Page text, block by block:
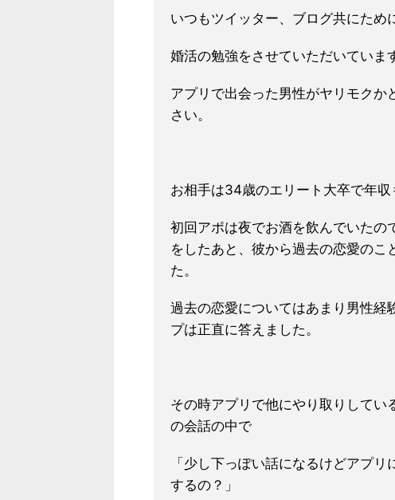
いつもツイッター、ブログ共にため
婚活の勉強をさせていただいていま
アプリで出会った男性がヤリモクか
さい。
お相手は34歳のエリート大卒で年
初回アポは夜でお酒を飲んでいたの
をしたあと、彼から過去の恋愛のこ
た。
過去の恋愛についてはあまり男性経
プは正直に答えました。
その時アプリで他にやり取りしてい
の会話の中で
「少し下っぽい話になるけどアプリ
するの？」